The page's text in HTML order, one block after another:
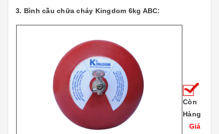
3. Bình cầu chữa cháy Kingdom 6kg ABC:
Còn
Hàng
Giá